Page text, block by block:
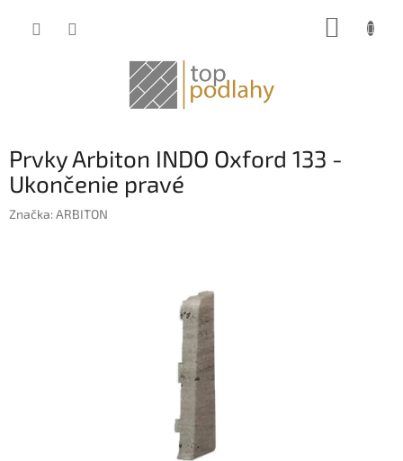
Prvky Arbiton INDO Oxford 133 -
Ukončenie pravé
Značka:ARBITON